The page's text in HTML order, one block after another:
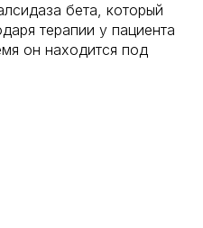
бета, который
терапии у пациента
он находится под